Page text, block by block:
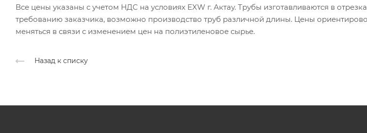
Все цены указаны с учетом НДС на условиях EXW г. Актау. Трубы изготавливаются в
требованию заказчика, возможно производство труб различной длины. Цены
меняться в связи с изменением цен на полиэтиленовое сырье.
Назад к списку